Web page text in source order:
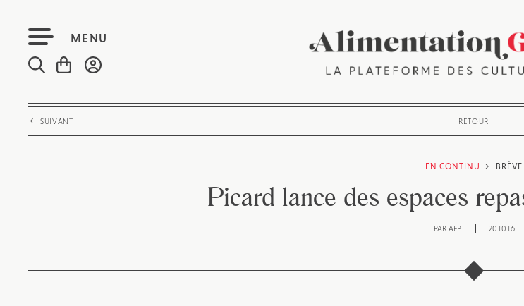
MENU
SUIVANT RETOUR
EN CONTINU BRÈVE
Picard lance des espaces
PAR AFP 20.10.16